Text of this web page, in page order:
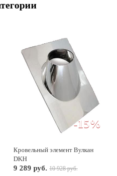
-15%
Кровельный элемент Вулкан
DKH
9 289 руб. 10 928 руб.